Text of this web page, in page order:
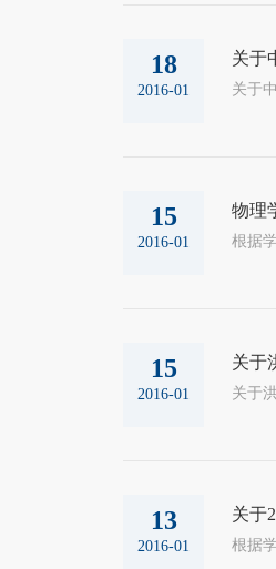
18
2016-01
关于
关于
15
2016-01
物理
15
2016-01
关于
关于
13
2016-01
关于